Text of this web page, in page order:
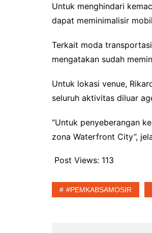
Untuk menghindari
dapat meminimalisir
Terkait moda
mengatakan sudah
Untuk lokasi venue,
seluruh aktivitas diluar
“Untuk penyeberangan
zona Waterfront City”,
Post Views: 113
#PEMKABSAMOSIR